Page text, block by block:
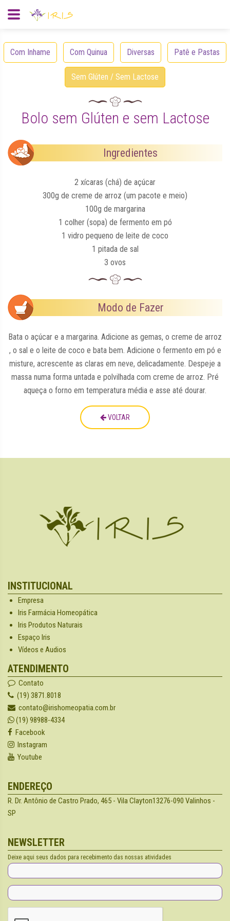
Com Inhame Com Quinua Diversas Patê e Pastas
Sem Glúten / Sem Lactose
Bolo sem Glúten e sem Lactose
Ingredientes
2 xícaras (chá) de açúcar
300g de creme de arroz (um pacote e meio)
100g de margarina
1 colher (sopa) de fermento em pó
1 vidro pequeno de leite de coco
1 pitada de sal
3 ovos
Modo de Fazer
Bata o açúcar e a margarina. Adicione as gemas, o creme de arroz
, o sal e o leite de coco e bata bem. Adicione o fermento em pó e
misture, acrescente as claras em neve, delicadamente. Despeje a
massa numa forma untada e polvilhada com creme de arroz. Pré
aqueça o forno em temperatura média e asse até dourar.
VOLTAR
INSTITUCIONAL
Empresa
Iris Farmácia Homeopática
Iris Produtos Naturais
Espaço Iris
Vídeos e Audios
ATENDIMENTO
Contato
(19) 3871.8018
contato@irishomeopatia.com.br
(19) 98988-4334
Facebook
Instagram
Youtube
ENDEREÇO
R. Dr. Antônio de Castro Prado, 465 - Vila Clayton13276-090 Valinhos -
SP
NEWSLETTER
Deixe aqui seus dados para recebimento das nossas atividades